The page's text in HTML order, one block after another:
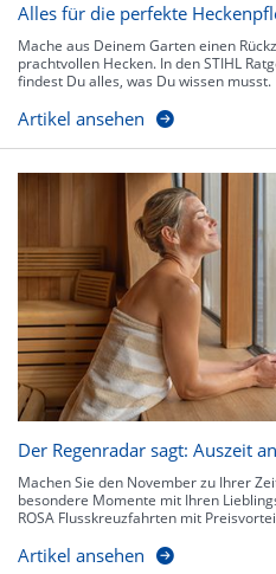
Alles für die perfekte
Mache aus Deinem Garten einen
prachtvollen Hecken. In den STIHL
findest Du alles, was Du wissen musst.
Artikel ansehen
Der Regenradar sagt: Auszeit
Machen Sie den November zu Ihrer
besondere Momente mit Ihren
ROSA Flusskreuzfahrten mit
Artikel ansehen